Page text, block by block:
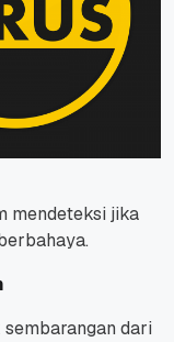
mendeteksi jika
dari